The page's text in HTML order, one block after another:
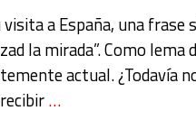
a España, una frase
la mirada”. Como
actual. ¿Todavía
…